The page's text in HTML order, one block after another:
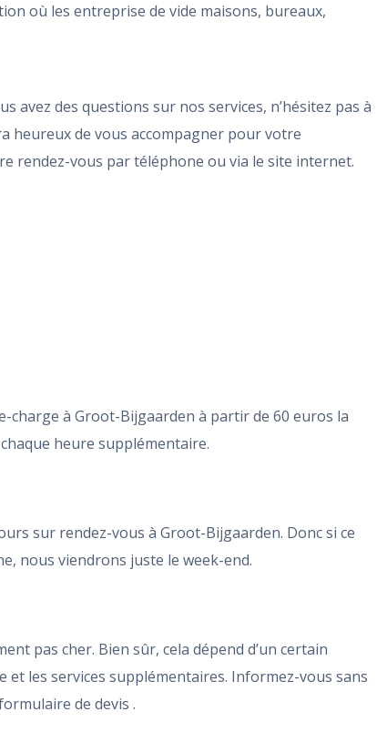
où les entreprise de vide maisons, bureaux,
avez des questions sur nos services, n’hésitez pas à
heureux de vous accompagner pour votre
rendez-vous par téléphone ou via le site internet.
charge à Groot-Bijgaarden à partir de 60 euros la
heure supplémentaire.
sur rendez-vous à Groot-Bijgaarden. Donc si ce
nous viendrons juste le week-end.
pas cher. Bien sûr, cela dépend d’un certain
et les services supplémentaires. Informez-vous sans
de devis .